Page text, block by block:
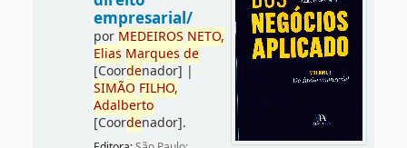
empresarial/
por MEDEIROS NETO,
Elias Marques de
[Coordenador] |
SIMÃO FILHO,
Adalberto
[Coordenador].